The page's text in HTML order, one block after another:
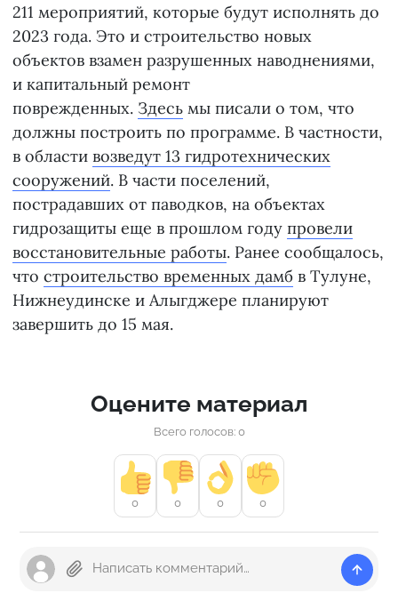
211 мероприятий, которые будут исполнять до
2023 года. Это и строительство новых
объектов взамен разрушенных наводнениями,
и капитальный ремонт
поврежденных. Здесь мы писали о том, что
должны построить по программе. В частности,
в области возведут 13 гидротехнических
сооружений. В части поселений,
пострадавших от паводков, на объектах
гидрозащиты еще в прошлом году провели
восстановительные работы. Ранее сообщалось,
что строительство временных дамб в Тулуне,
Нижнеудинске и Алыгджере планируют
завершить до 15 мая.
Оцените материал
Всего голосов: 0
0 0 0 0